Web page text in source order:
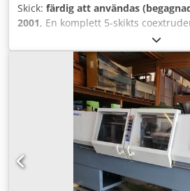
Skick: färdig att användas
2001, En komplett 5-skikts
extrudrar och all kringutrustning
Anläggningens totala mått (LxBxH):
Blåshuvud: Kiefel Worms FSBK 500
munstycksdiameter: 500 mm,
mm, avdragbredd: 2000 mm,
mm, linjehastighet: 120 m/min,
totalt effektbehov: ca 300 kW. 1)
upprullningsbredd: 2000 mm,
µm, max rull­diameter: 1000 mm,
hyls­diameter: 152 mm/6 tum. 2)
70.29D, effekt: 89 kW, 5-zons